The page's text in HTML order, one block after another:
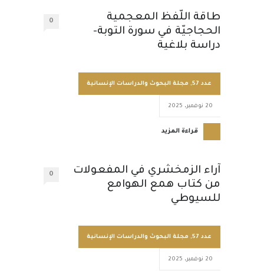
طاقة اللّفظ المعجمية
الحجاجيّة في سورة التوبة-
دراسة بلاغية
0
عدد 57 , مجلة البحوث والدراسات الإنسانية
20 نوفمبر، 2025
قراءة المزيد
آراء الزمخشري في المفعولات
من كتاب همع الهوامع
للسيوطي
0
عدد 57 , مجلة البحوث والدراسات الإنسانية
20 نوفمبر، 2025